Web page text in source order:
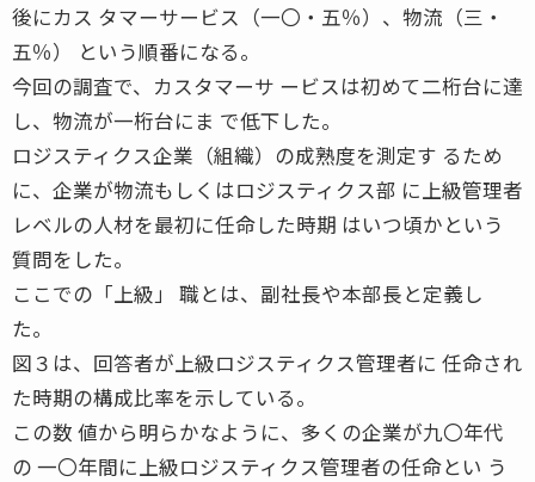
後にカス タマーサービス（一〇・五％）、物流（三・
五％） という順番になる。
今回の調査で、カスタマーサ ービスは初めて二桁台に達
し、物流が一桁台にま で低下した。
ロジスティクス企業（組織）の成熟度を測定す るため
に、企業が物流もしくはロジスティクス部 に上級管理者
レベルの人材を最初に任命した時期 はいつ頃かという
質問をした。
ここでの「上級」 職とは、副社長や本部長と定義し
た。
図３は、回答者が上級ロジスティクス管理者に 任命され
た時期の構成比率を示している。
この数 値から明らかなように、多くの企業が九〇年代
の 一〇年間に上級ロジスティクス管理者の任命とい う